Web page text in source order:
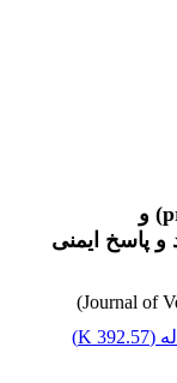
مقایسه اثر استفاده از بره موم (‌propolis) و
و پاسخ ایمنی
(
392.57 K
)